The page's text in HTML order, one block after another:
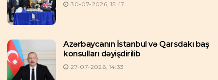
30-07-2026, 15:47
Azərbaycanın İstanbul və Qarsdakı baş
konsulları dəyişdirilib
27-07-2026, 14:33